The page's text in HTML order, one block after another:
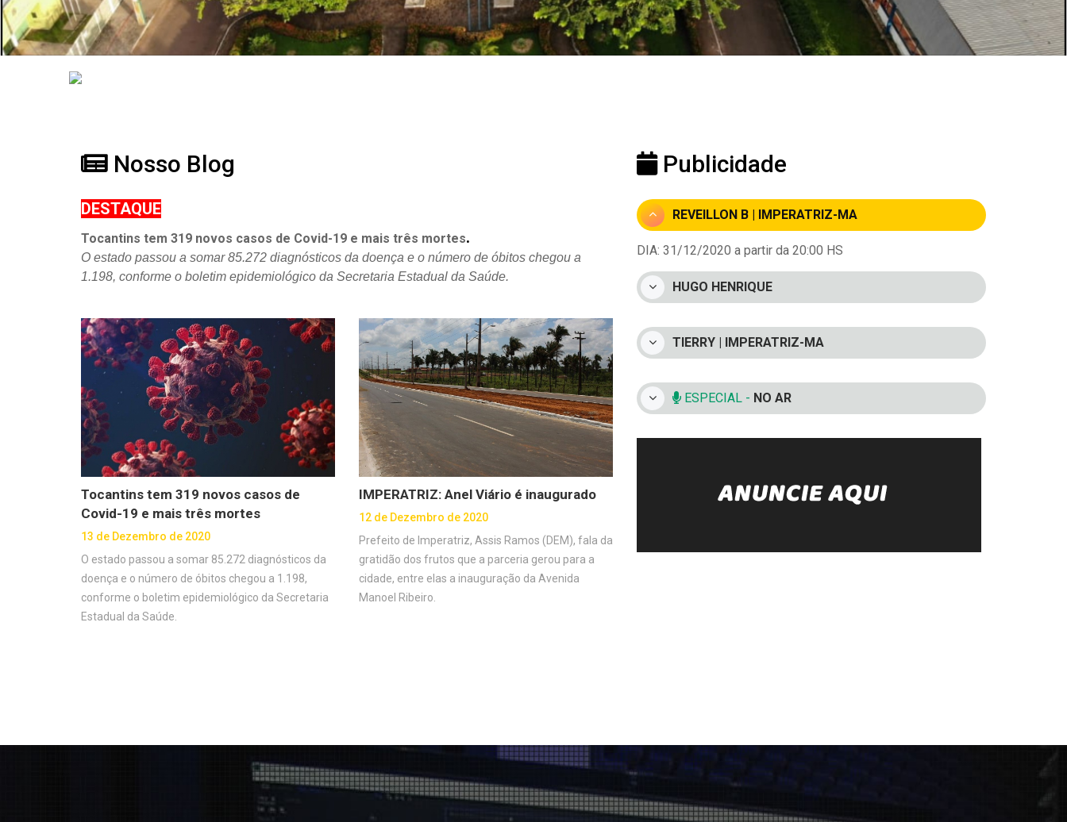
Nosso Blog
DESTAQUE
Tocantins tem 319 novos casos de Covid-19 e mais três mortes.
O estado passou a somar 85.272 diagnósticos da doença e o número de óbitos chegou a
1.198, conforme o boletim epidemiológico da Secretaria Estadual da Saúde.
Tocantins tem 319 novos casos de
Covid-19 e mais três mortes
13 de Dezembro de 2020
O estado passou a somar 85.272 diagnósticos da
doença e o número de óbitos chegou a 1.198,
conforme o boletim epidemiológico da Secretaria
Estadual da Saúde.
IMPERATRIZ: Anel Viário é inaugurado
12 de Dezembro de 2020
Prefeito de Imperatriz, Assis Ramos (DEM), fala da
gratidão dos frutos que a parceria gerou para a
cidade, entre elas a inauguração da Avenida
Manoel Ribeiro.
Publicidade
REVEILLON B | IMPERATRIZ-MA
DIA: 31/12/2020 a partir da 20:00 HS
HUGO HENRIQUE
TIERRY | IMPERATRIZ-MA
ESPECIAL - NO AR